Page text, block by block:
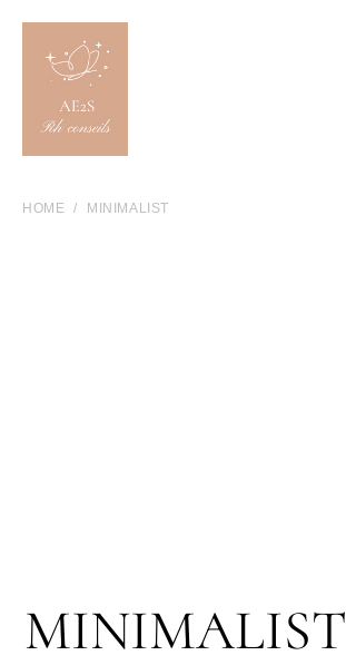
HOME MINIMALIST
MINIMALIST